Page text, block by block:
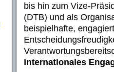
bis hin zum Vize-
(DTB) und als
beispielhafte,
internationales